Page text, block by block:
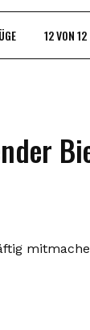
12 VON 12